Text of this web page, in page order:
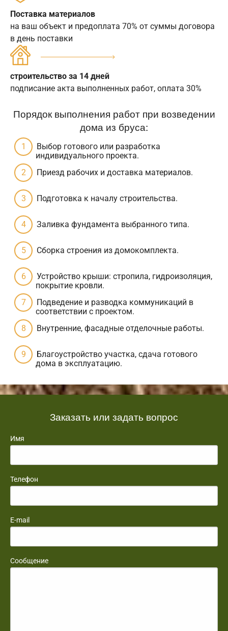
Поставка материалов
на ваш объект и предоплата 70% от суммы договора
в день поставки
строительство за 14 дней
подписание акта выполненных работ, оплата 30%
Порядок выполнения работ при возведении
дома из бруса:
Выбор готового или разработка
индивидуального проекта.
Приезд рабочих и доставка материалов.
Подготовка к началу строительства.
Заливка фундамента выбранного типа.
Сборка строения из домокомплекта.
Устройство крыши: стропила, гидроизоляция,
покрытие кровли.
Подведение и разводка коммуникаций в
соответствии с проектом.
Внутренние, фасадные отделочные работы.
Благоустройство участка, сдача готового
дома в эксплуатацию.
Заказать или задать вопрос
Имя
Телефон
E-mail
Сообщение